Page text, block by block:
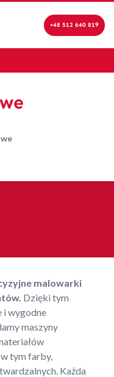
+48 512 640 819
malowarki
Dzięki tym
i wygodne
maszyny
tym farby,
Każda